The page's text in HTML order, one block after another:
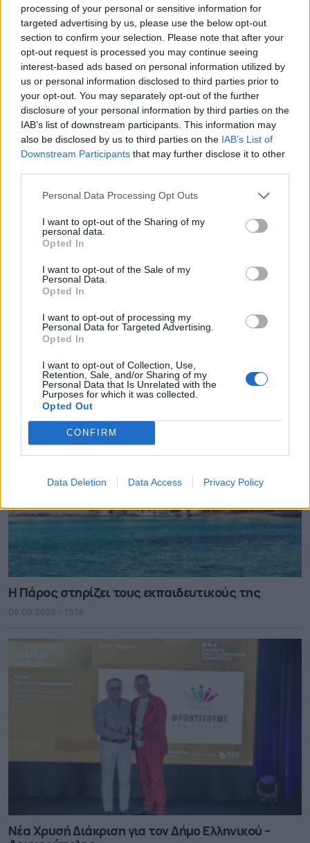
processing of your personal or sensitive information for
targeted advertising by us, please use the below opt-out
section to confirm your selection. Please note that after your
opt-out request is processed you may continue seeing
interest-based ads based on personal information utilized by
us or personal information disclosed to third parties prior to
your opt-out. You may separately opt-out of the further
disclosure of your personal information by third parties on the
IAB’s list of downstream participants. This information may
also be disclosed by us to third parties on the IAB’s List of
Downstream Participants that may further disclose it to other
Personal Data Processing Opt Outs
I want to opt-out of the Sharing of my
personal data.
Opted In
I want to opt-out of the Sale of my
Personal Data.
Opted In
I want to opt-out of processing my
Personal Data for Targeted Advertising.
Opted In
I want to opt-out of Collection, Use,
Retention, Sale, and/or Sharing of my
Personal Data that Is Unrelated with the
Purposes for which it was collected.
Opted Out
CONFIRM
Data Deletion Data Access Privacy Policy
Attica Roots Festival: Εννέα συναυλίες, δεκάδες
χιλιάδες θεατές, ένας νέος πολιτιστικός χάρτης
της Αττικής
06.08.2026 - 20.03
Πάνω από 60 σημεία με καθαρό πόσιμο νερό σε
06.08.2026 - 15.22
Η Πάρος στηρίζει τους εκπαιδευτικούς της
06.08.2026 - 15.16
Νέα Χρυσή Διάκριση για τον Δήμο Ελληνικού –